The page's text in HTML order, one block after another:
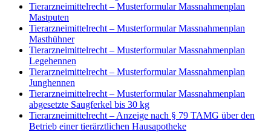
Tierarzneimittelrecht – Musterformular Massnahmenplan
Mastputen
Tierarzneimittelrecht – Musterformular Massnahmenplan
Masthühner
Tierarzneimittelrecht – Musterformular Massnahmenplan
Legehennen
Tierarzneimittelrecht – Musterformular Massnahmenplan
Junghennen
Tierarzneimittelrecht – Musterformular Massnahmenplan
abgesetzte Saugferkel bis 30 kg
Tierarzneimittelrecht – Anzeige nach § 79 TAMG über den
Betrieb einer tierärztlichen Hausapotheke